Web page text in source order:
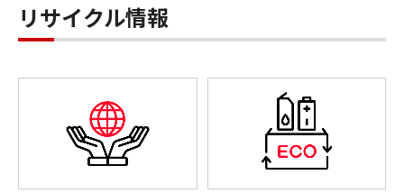
リサイクル情報